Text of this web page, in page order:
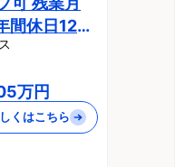
間休日125
万円
くはこちら